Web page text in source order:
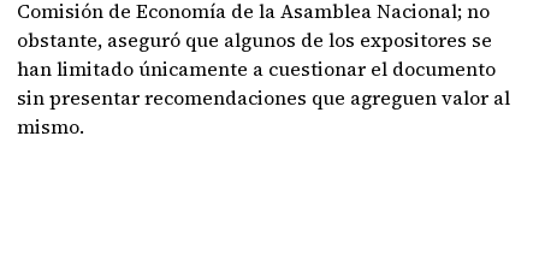
Comisión de Economía de la Asamblea Nacional; no
obstante, aseguró que algunos de los expositores se
han limitado únicamente a cuestionar el documento
sin presentar recomendaciones que agreguen valor al
mismo.